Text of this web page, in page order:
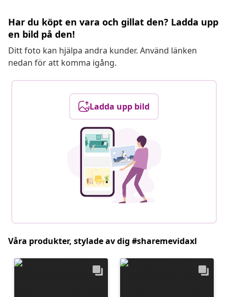
Har du köpt en vara och gillat den? Ladda upp
en bild på den!
Ditt foto kan hjälpa andra kunder. Använd länken
nedan för att komma igång.
Ladda upp bild
Våra produkter, stylade av dig #sharemevidaxl